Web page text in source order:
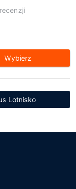
Wybierz
Lotnisko